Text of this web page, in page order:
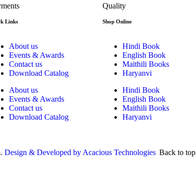
Quality
Links
About us
Events & Awards
Contact us
Download Catalog
About us
Events & Awards
Contact us
Download Catalog
Shop Online
Hindi Book
English Book
Maithili Books
Haryanvi
Hindi Book
English Book
Maithili Books
Haryanvi
Design & Developed by Acacious Technologies Back to top